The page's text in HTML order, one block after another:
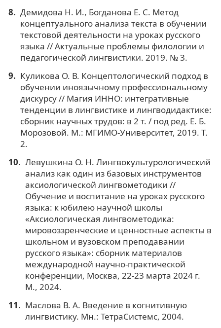
Демидова Н. И., Богданова Е. С. Метод
концептуального анализа текста в обучении
текстовой деятельности на уроках русского
языка // Актуальные проблемы филологии и
педагогической лингвистики. 2019. № 3.
Куликова О. В. Концептологический подход в
обучении иноязычному профессиональному
дискурсу // Магия ИННО: интегративные
тенденции в лингвистике и лингводидактике:
сборник научных трудов: в 2 т. / под ред. Е. Б.
Морозовой. М.: МГИМО-Университет, 2019. Т.
2.
Левушкина О. Н. Лингвокультурологический
анализ как один из базовых инструментов
аксиологической лингвометодики //
Обучение и воспитание на уроках русского
языка: к юбилею научной школы
«Аксиологическая лингвометодика:
мировоззренческие и ценностные аспекты в
школьном и вузовском преподавании
русского языка»: сборник материалов
международной научно-практической
конференции, Москва, 22-23 марта 2024 г.
М., 2024.
Маслова В. А. Введение в когнитивную
лингвистику. Мн.: ТетраСистемс, 2004.